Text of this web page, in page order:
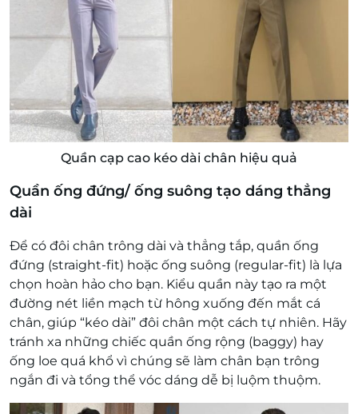
Quần cạp cao kéo dài chân hiệu quả
Quần ống đứng/ ống suông tạo dáng thẳng
dài
Để có đôi chân trông dài và thẳng tắp, quần ống
đứng (straight-fit) hoặc ống suông (regular-fit) là lựa
chọn hoàn hảo cho bạn. Kiểu quần này tạo ra một
đường nét liền mạch từ hông xuống đến mắt cá
chân, giúp “kéo dài” đôi chân một cách tự nhiên. Hãy
tránh xa những chiếc quần ống rộng (baggy) hay
ống loe quá khổ vì chúng sẽ làm chân bạn trông
ngắn đi và tổng thể vóc dáng dễ bị luộm thuộm.